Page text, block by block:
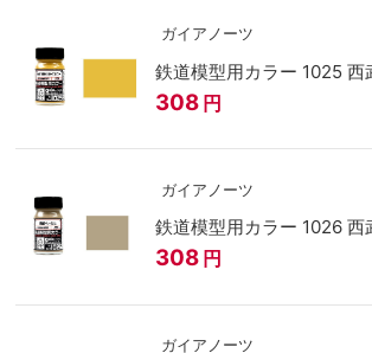
ガイアノーツ
鉄道模型用カラー 1025
308 円
ガイアノーツ
鉄道模型用カラー 1026 西
308 円
ガイアノーツ